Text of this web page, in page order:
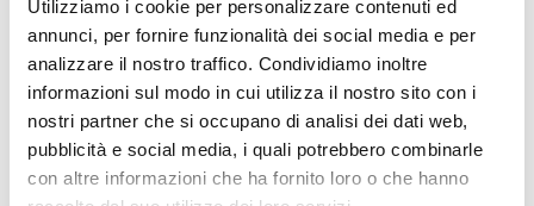
Utilizziamo i cookie per personalizzare contenuti ed
annunci, per fornire funzionalità dei social media e per
analizzare il nostro traffico. Condividiamo inoltre
informazioni sul modo in cui utilizza il nostro sito con i
nostri partner che si occupano di analisi dei dati web,
pubblicità e social media, i quali potrebbero combinarle
con altre informazioni che ha fornito loro o che hanno
Pubblicità